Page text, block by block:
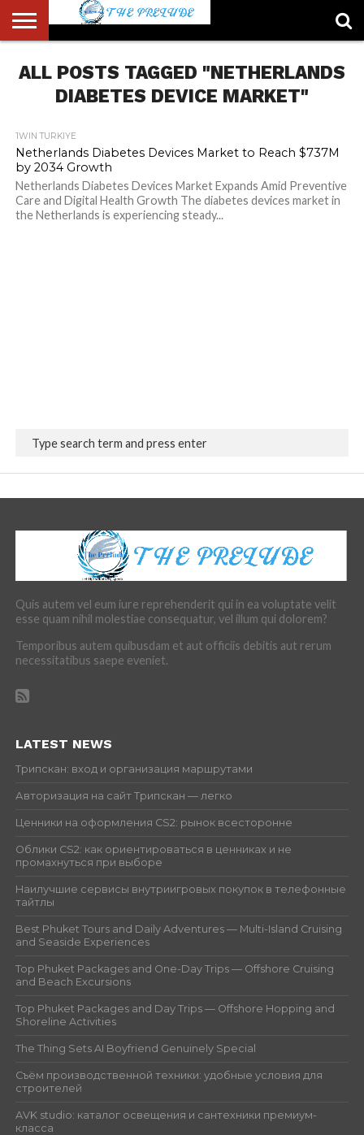
US
ACCOUNT
AUTHORS
LIST
FULL-
WIDTH
PAGE
HOME
LATEST
NEWS
LOGIN
LOGOUT
MEMBERS
PASSWORD
RESET
REGISTER
SAMPLE
PAGE
TYPOGRAPHY
USER
ALL POSTS TAGGED "NETHERLANDS
DIABETES DEVICE MARKET"
1WIN TURKIYE
Netherlands Diabetes Devices Market to Reach $737M
by 2034 Growth
Netherlands Diabetes Devices Market Expands Amid Preventive
Care and Digital Health Growth The diabetes devices market in
the Netherlands is experiencing steady...
Quis autem vel eum iure reprehenderit qui in ea voluptate velit
esse quam nihil molestiae consequatur, vel illum qui dolorem?
Temporibus autem quibusdam et aut officiis debitis aut rerum
necessitatibus saepe eveniet.
LATEST NEWS
Трипскан: вход и организация маршрутами
Авторизация на сайт Трипскан — легко
Ценники на оформления CS2: рынок всесторонне
Облики CS2: как ориентироваться в ценниках и не
промахнуться при выборе
Наилучшие сервисы внутриигровых покупок в телефонные
тайтлы
Best Phuket Tours and Daily Adventures — Multi-Island Cruising
and Seaside Experiences
Top Phuket Packages and One-Day Trips — Offshore Cruising
and Beach Excursions
Top Phuket Packages and Day Trips — Offshore Hopping and
Shoreline Activities
The Thing Sets AI Boyfriend Genuinely Special
Съём производственной техники: удобные условия для
строителей
AVK studio: каталог освещения и сантехники премиум-
класса